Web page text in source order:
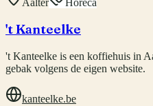
't Kanteelke
't Kanteelke is een koffiehuis in
gebak volgens de eigen website.
kanteelke.be